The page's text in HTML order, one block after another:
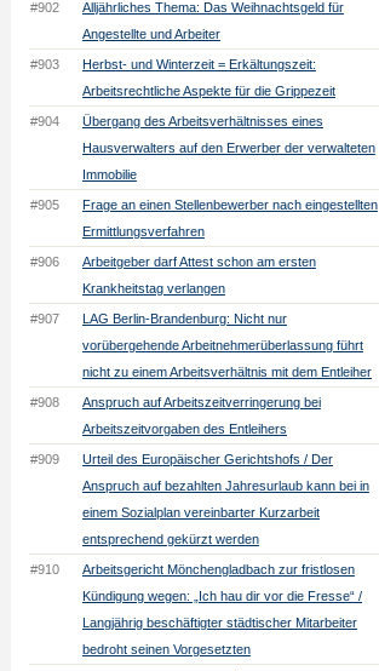
#902
Alljährliches Thema: Das Weihnachtsgeld für
Angestellte und Arbeiter
#903
Herbst- und Winterzeit = Erkältungszeit:
Arbeitsrechtliche Aspekte für die Grippezeit
#904
Übergang des Arbeitsverhältnisses eines
Hausverwalters auf den Erwerber der verwalteten
Immobilie
#905
Frage an einen Stellenbewerber nach eingestellten
Ermittlungsverfahren
#906
Arbeitgeber darf Attest schon am ersten
Krankheitstag verlangen
#907
LAG Berlin-Brandenburg: Nicht nur
vorübergehende Arbeitnehmerüberlassung führt
nicht zu einem Arbeitsverhältnis mit dem Entleiher
#908
Anspruch auf Arbeitszeitverringerung bei
Arbeitszeitvorgaben des Entleihers
#909
Urteil des Europäischer Gerichtshofs / Der
Anspruch auf bezahlten Jahresurlaub kann bei in
einem Sozialplan vereinbarter Kurzarbeit
entsprechend gekürzt werden
#910
Arbeitsgericht Mönchengladbach zur fristlosen
Kündigung wegen: „Ich hau dir vor die Fresse“ /
Langjährig beschäftigter städtischer Mitarbeiter
bedroht seinen Vorgesetzten